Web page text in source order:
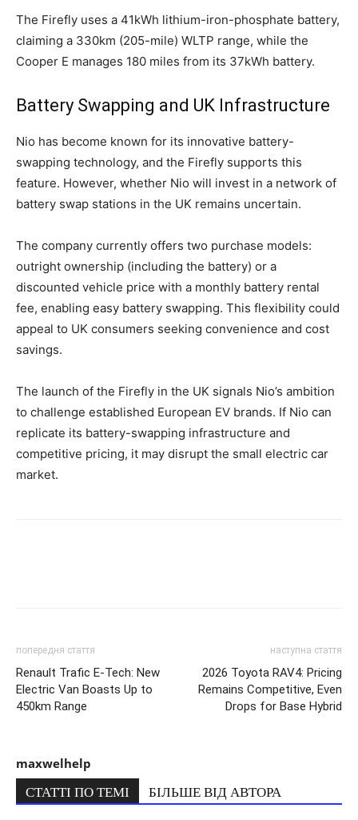
The Firefly uses a 41kWh lithium-iron-phosphate battery,
claiming a 330km (205-mile) WLTP range, while the
Cooper E manages 180 miles from its 37kWh battery.
Battery Swapping and UK Infrastructure
Nio has become known for its innovative battery-
swapping technology, and the Firefly supports this
feature. However, whether Nio will invest in a network of
battery swap stations in the UK remains uncertain.
The company currently offers two purchase models:
outright ownership (including the battery) or a
discounted vehicle price with a monthly battery rental
fee, enabling easy battery swapping. This flexibility could
appeal to UK consumers seeking convenience and cost
savings.
The launch of the Firefly in the UK signals Nio’s ambition
to challenge established European EV brands. If Nio can
replicate its battery-swapping infrastructure and
competitive pricing, it may disrupt the small electric car
market.
попередня стаття
Renault Trafic E-Tech: New
Electric Van Boasts Up to
450km Range
наступна стаття
2026 Toyota RAV4: Pricing
Remains Competitive, Even
Drops for Base Hybrid
maxwelhelp
СТАТТІ ПО ТЕМІ БІЛЬШЕ ВІД АВТОРА